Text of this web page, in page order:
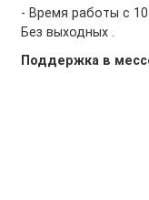
- Время работы с
Без выходных .
Поддержка в